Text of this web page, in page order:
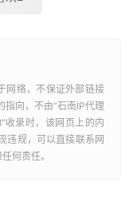
网络，不保证外部链接
指向，不由“石南IP代理
录时，该网页上的内
违规，可以直接联系网
何责任。